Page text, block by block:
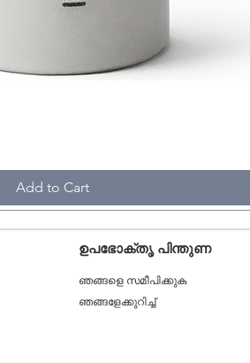
Add to Cart
ഉപഭോക്തൃ പിന്തുണ
ഞങ്ങളെ സമീപിക്കുക
ഞങ്ങളേക്കുറിച്ച്